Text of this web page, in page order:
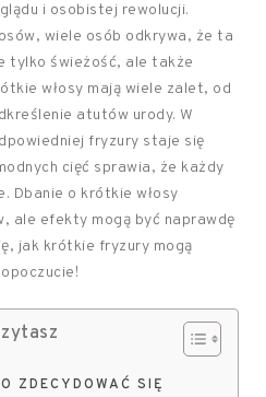
i osobistej rewolucji.
wiele osób odkrywa, że ta
tylko świeżość, ale także
włosy mają wiele zalet, od
atutów urody. W
fryzury staje się
cięć sprawia, że każdy
Dbanie o krótkie włosy
ale efekty mogą być naprawdę
jak krótkie fryzury mogą
ZDECYDOWAĆ SIĘ